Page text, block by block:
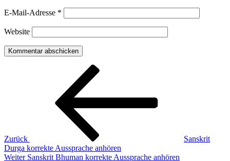
E-Mail-Adresse *
Website
Beitragsnavigation
Zurück
Sanskrit
Durga korrekte Aussprache anhören
Nächster
Weiter Sanskrit Bhuman korrekte Aussprache anhören